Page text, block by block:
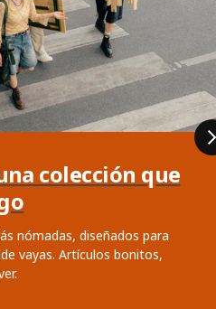
colección que
nómadas, diseñados para
vayas. Artículos bonitos,